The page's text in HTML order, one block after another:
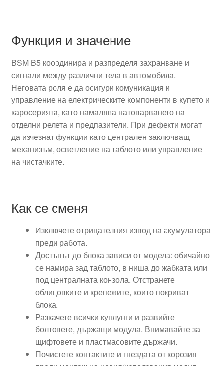
Функция и значение
BSM B5 координира и разпределя захранване и
сигнали между различни тела в автомобила.
Неговата роля е да осигури комуникация и
управление на електрическите компоненти в купето и
каросерията, като намалява натоварването на
отделни релета и предпазители. При дефекти могат
да изчезнат функции като централен заключващ
механизъм, осветление на таблото или управление
на чистачките.
Как се сменя
Изключете отрицателния извод на акумулатора
преди работа.
Достъпът до блока зависи от модела: обичайно
се намира зад таблото, в ниша до жабката или
под централната конзола. Отстранете
облицовките и крепежите, които покриват
блока.
Разкачете всички куплунги и развийте
болтовете, държащи модула. Внимавайте за
щифтовете и пластмасовите държачи.
Почистете контактите и гнездата от корозия